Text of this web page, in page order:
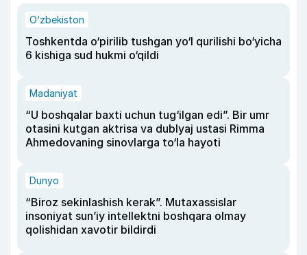
O‘zbekiston
Toshkentda o‘pirilib tushgan yo‘l qurilishi bo‘yicha
6 kishiga sud hukmi o‘qildi
Madaniyat
“U boshqalar baxti uchun tug‘ilgan edi”. Bir umr
otasini kutgan aktrisa va dublyaj ustasi Rimma
Ahmedovaning sinovlarga to‘la hayoti
Dunyo
“Biroz sekinlashish kerak”. Mutaxassislar
insoniyat sun’iy intellektni boshqara olmay
qolishidan xavotir bildirdi